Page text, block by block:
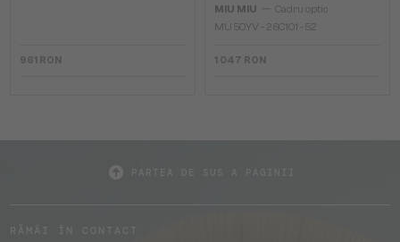
961 RON
MIU MIU
Cadru optic
MU 50YV - 26C1O1 - 52
1 047 RON